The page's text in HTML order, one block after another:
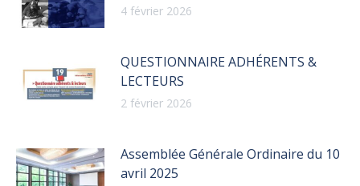
4 février 2026
QUESTIONNAIRE ADHÉRENTS &
LECTEURS
2 février 2026
Assemblée Générale Ordinaire du 10
avril 2025